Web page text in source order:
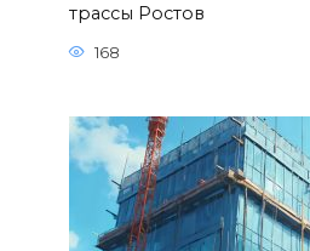
трассы Ростов
168